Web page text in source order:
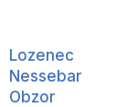
Lozenec
Nessebar
Obzor